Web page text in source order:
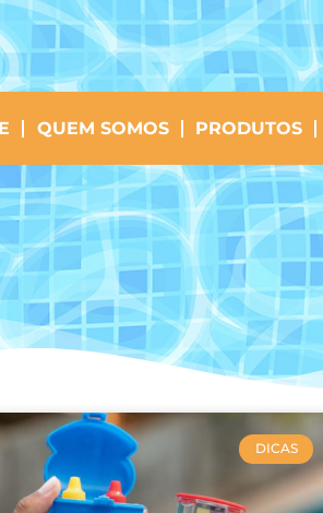
QUEM SOMOS PRODUTOS
DICAS